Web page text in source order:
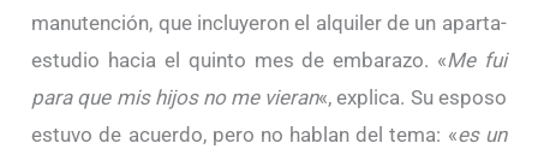
manutención, que incluyeron el alquiler de un aparta-
estudio hacia el quinto mes de embarazo. «Me fui
para que mis hijos no me vieran«, explica. Su esposo
estuvo de acuerdo, pero no hablan del tema: «es un